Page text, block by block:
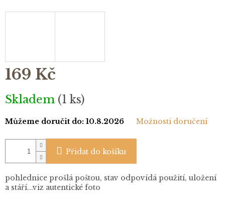
169 Kč
Měrná
cena:
Skladem (1 ks)
Můžeme doručit do: 10.8.2026 Možnosti doručení
Přidat do košíku
pohlednice prošlá poštou, stav odpovídá použití, uložení
a stáří...viz autentické foto